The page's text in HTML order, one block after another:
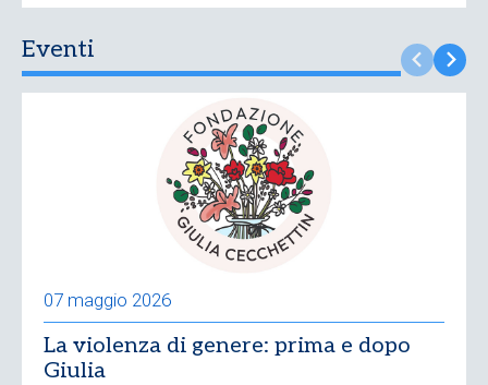
Eventi
07 maggio 2026
La violenza di genere: prima e dopo
Giulia